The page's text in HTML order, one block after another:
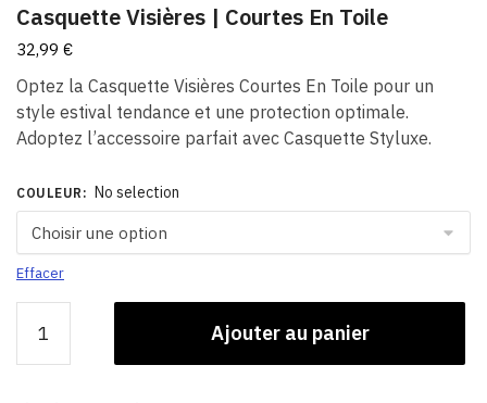
Casquette Visières | Courtes En Toile
32,99 €
Optez la Casquette Visières Courtes En Toile pour un
style estival tendance et une protection optimale.
Adoptez l’accessoire parfait avec Casquette Styluxe.
COULEUR : No selection
Effacer
Casquette
Ajouter au panier